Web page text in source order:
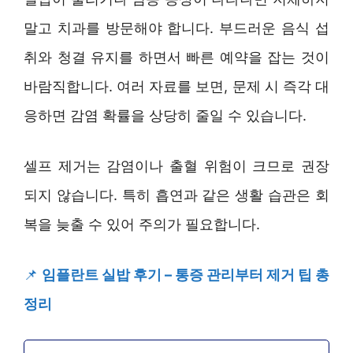
말고 치과를 방문해야 합니다. 부드러운 음식 섭
취와 청결 유지를 하면서 빠른 예약을 잡는 것이
바람직합니다. 여러 자료를 보면, 문제 시 즉각 대
응하면 감염 확률을 상당히 줄일 수 있습니다.
셀프 제거는 감염이나 출혈 위험이 크므로 권장
되지 않습니다. 특히 흡연과 같은 생활 습관은 회
복을 늦출 수 있어 주의가 필요합니다.
📌 임플란트 실밥 후기 – 통증 관리부터 제거 팁 총
정리